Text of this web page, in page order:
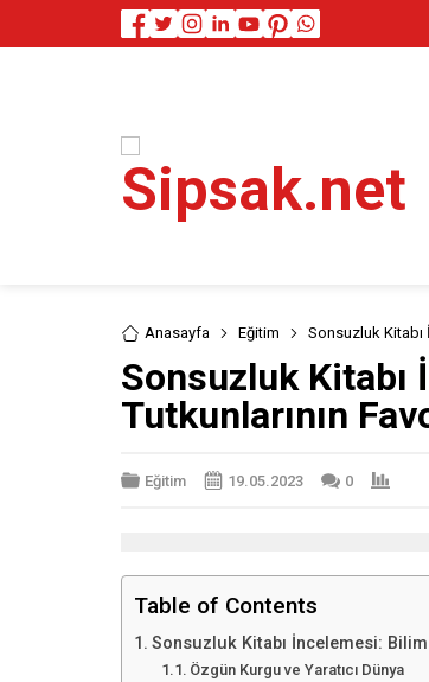
Anasayfa Eğitim Sonsuzluk Kitabı
Sonsuzluk Kitabı
Tutkunlarının
Eğitim 19.05.2023 0
Table of Contents
Sonsuzluk Kitabı İncelemesi:
Özgün Kurgu ve Yaratıcı Dünya